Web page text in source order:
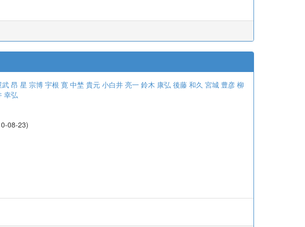
昂 星 宗博 宇根 寛 中埜 貴元 小白井 亮一 鈴木 康弘 後藤 和久 宮城 豊彦 柳
幸弘
08-23)